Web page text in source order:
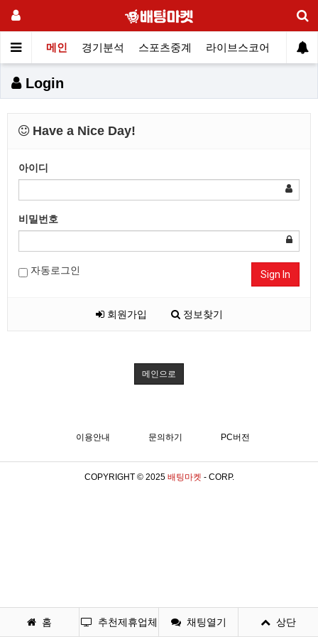
메인 경기분석 스포츠중계 라이브스코어 커뮤
Login
Have a Nice Day!
아이디
비밀번호
자동로그인 Sign In
회원가입 정보찾기
메인으로
이용안내 문의하기 PC버전
COPYRIGHT © 2025 배팅마켓 - CORP.
홈 추천제휴업체 채팅열기 상단